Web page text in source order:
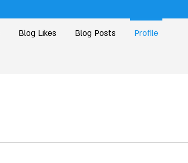
Profile
Blog Posts
Blog Likes